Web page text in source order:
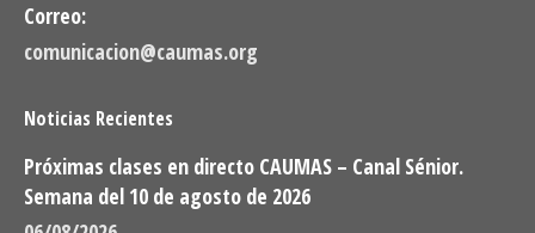
Correo:
comunicacion@caumas.org
Noticias Recientes
Próximas clases en directo CAUMAS – Canal Sénior.
Semana del 10 de agosto de 2026